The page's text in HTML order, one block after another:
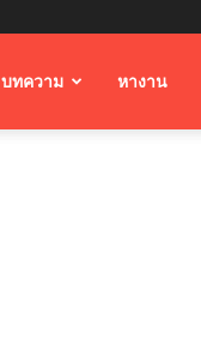
บทความ หางาน